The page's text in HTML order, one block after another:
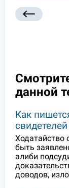
данной
Как
Ходатайство
быть
алиби
доводов,